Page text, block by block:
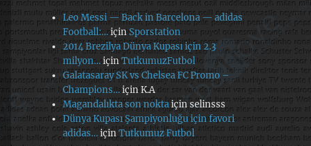
Leo Messi — Back in Barcelona — adidas
Football:…içinSporstation
2014 Brezilya Dünya Kupası için 2.3
milyon…içinTutkumuzFutbol
Galatasaray SK vs Chelsea FC Promo –
Champions…içinK.A
Magandalıkta son noktaiçinselinsss
Dünya Kupası Şampiyonluğu için favori
adidas…içinTutkumuz Futbol